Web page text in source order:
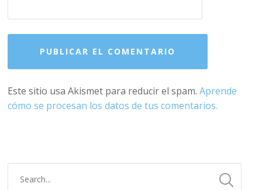
Este sitio usa Akismet para reducir el spam.Aprende
cómo se procesan los datos de tus comentarios.